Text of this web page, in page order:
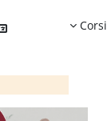
Corsi